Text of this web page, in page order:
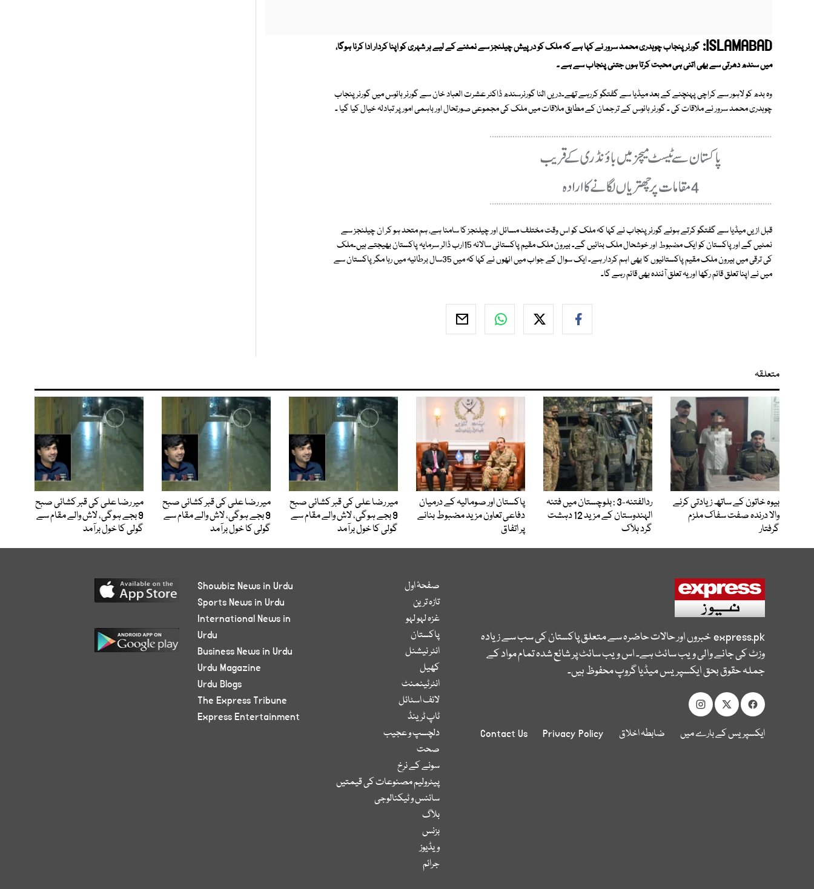
ISLAMABAD: گورنر پنجاب چوہدری محمد سرور نے کہا ہے کہ ملک کو درپیش چیلنجز سے نمٹنے کے لیے ہر شہری کو اپنا کردار ادا کرنا ہوگا،
میں سندھ دھرتی سے بھی اتنی ہی محبت کرتا ہوں جتنی پنجاب سے ہے ۔
وہ بدھ کو لاہور سے کراچی پہنچنے کے بعد میڈیا سے گفتگو کررہے تھے۔دریں اثنا گورنرسندھ ڈاکٹر عشرت العباد خان سے گورنر ہائوس میں گورنر پنجاب
چوہدری محمد سرور نے ملاقات کی ۔ گورنر ہائوس کے ترجمان کے مطابق ملاقات میں ملک کی مجموعی صورتحال اور باہمی امور پر تبادلہ خیال کیا گیا ۔
قبل ازیں میڈیا سے گفتگو کرتے ہوئے گورنر پنجاب نے کہا کہ ملک کو اس وقت مختلف مسائل اور چیلنجز کا سامنا ہے، ہم متحد ہو کر ان چیلنجز سے
نمٹیں گے اور پاکستان کو ایک مضبوط اور خوشحال ملک بنائیں گے۔ بیرون ملک مقیم پاکستانی سالانہ 15ارب ڈالر سرمایہ پاکستان بھیجتے ہیں۔ملک
کی ترقی میں بیرون ملک مقیم پاکستانیوں کا بھی اہم کردار ہے۔ ایک سوال کے جواب میں انھوں نے کہا کہ میں 35سال برطانیہ میں رہا مگر پاکستان سے
میں نے اپنا تعلق قائم رکھا اور یہ تعلق آئندہ بھی قائم رہے گا۔
متعلقہ
بیوہ خاتون کے ساتھ زیادتی کرنے
والا درندہ صفت سفاک ملزم
گرفتار
ردالفتنہ-3 : بلوچستان میں فتنہ
الہندوستان کے مزید 12 دہشت
گرد ہلاک
پاکستان اور صومالیہ کے درمیان
دفاعی تعاون مزید مضبوط بنانے
پر اتفاق
میر رضا علی کی قبر کشائی صبح
9 بجے ہوگی، لاش والے مقام سے
گولی کا خول برآمد
میر رضا علی کی قبر کشائی صبح
9 بجے ہوگی، لاش والے مقام سے
گولی کا خول برآمد
میر رضا علی کی قبر کشائی صبح
9 بجے ہوگی، لاش والے مقام سے
گولی کا خول برآمد
express.pkخبروں اور حالات حاضرہ سے متعلق پاکستان کی سب سے زیادہ
وزٹ کی جانے والی ویب سائٹ ہے۔ اس ویب سائٹ پر شائع شدہ تمام مواد کے
جملہ حقوق بحق ایکسپریس میڈیا گروپ محفوظ ہیں۔
ایکسپریس کے بارے میں ضابطہ اخلاق Privacy Policy
Contact Us
صفحۂ اول
تازہ ترین
غزہ لہو لہو
پاکستان
انٹر نیشنل
کھیل
انٹرٹینمنٹ
لائف اسٹائل
ٹاپ ٹرینڈ
دلچسپ و عجیب
صحت
سونے کے نرخ
پیٹرولیم مصنوعات کی قیمتیں
سائنس و ٹیکنالوجی
بلاگ
بزنس
ویڈیوز
جرائم
Showbiz News in Urdu
Sports News in Urdu
International News in
Urdu
Business News in Urdu
Urdu Magazine
Urdu Blogs
The Express Tribune
Express Entertainment